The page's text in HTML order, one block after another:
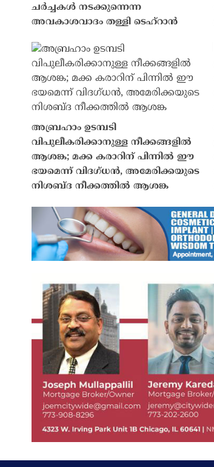
ചർച്ചകൾ നടക്കുന്നെന്ന
അവകാശവാദം തള്ളി ടെഹ്റാൻ
അബ്രഹാം ഉടമ്പടി
വിപുലീകരിക്കാനുള്ള നീക്കങ്ങളിൽ
ആശങ്ക; മക്ക കരാറിന് പിന്നിൽ ഈ
ഭയമെന്ന് വിദഗ്ധൻ, അമേരിക്കയുടെ
നിശബ്‌ദ നീക്കത്തിൽ ആശങ്ക